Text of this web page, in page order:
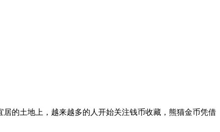
的土地上，越来越多的人开始关注钱币收藏，熊猫金币凭借